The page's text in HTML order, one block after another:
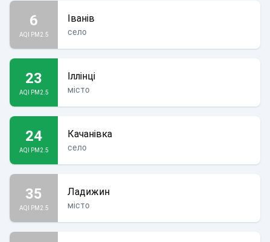
6
AQI PM2.5
Іванів
село
23
AQI PM2.5
Іллінці
місто
24
AQI PM2.5
Качанівка
село
35
AQI PM2.5
Ладижин
місто